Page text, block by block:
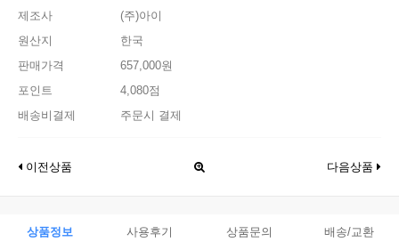
제조사
(주)아이
원산지
한국
판매가격
657,000원
포인트
4,080점
배송비결제
주문시 결제
이전상품 다음상품
상품정보 사용후기 상품문의 배송/교환